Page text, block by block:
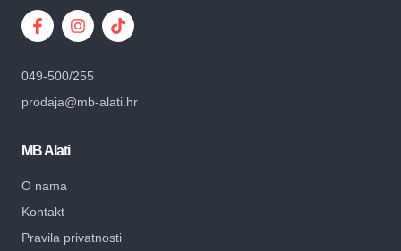
049-500/255
prodaja@mb-alati.hr
MB Alati
O nama
Kontakt
Pravila privatnosti